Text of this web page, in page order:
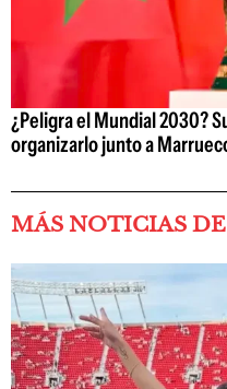
¿Peligra el Mundial 2030?
organizarlo junto a
MÁS NOTICIAS